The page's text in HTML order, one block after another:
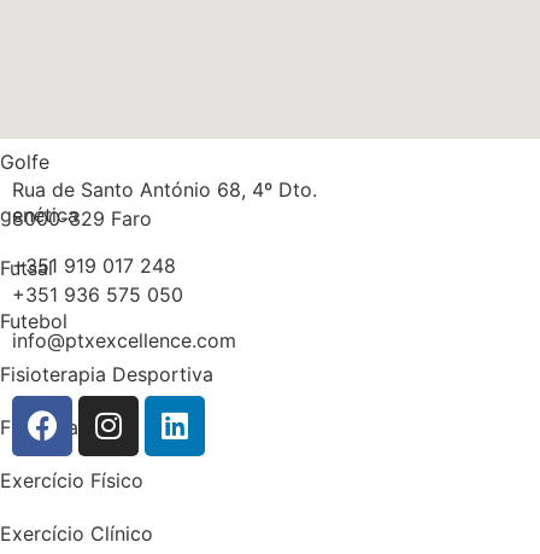
Golfe
genética
Futsal
Futebol
Fisioterapia Desportiva
Fisioterapia
Exercício Físico
Exercício Clínico
Rua de Santo António 68, 4º Dto.
8000-329 Faro
+351 919 017 248
+351 936 575 050
info@ptxexcellence.com